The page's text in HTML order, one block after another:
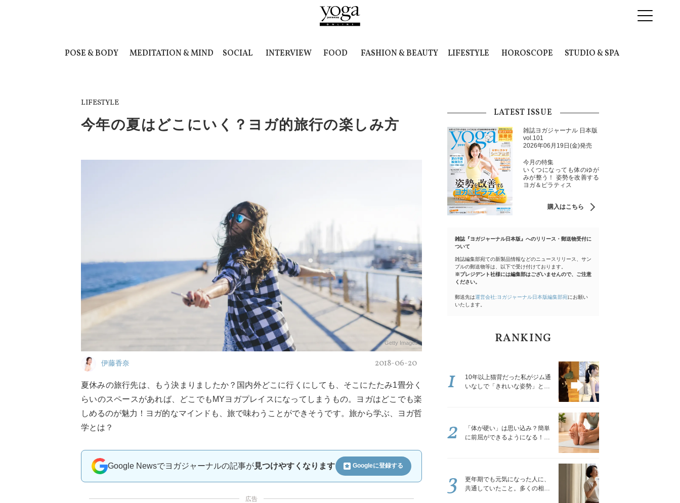
POSE & BODY MEDITATION & MIND SOCIAL INTERVIEW FOOD FASHION & BEAUTY LIFESTYLE HOROSCOPE STUDIO & SPA
LIFESTYLE
今年の夏はどこにいく？ヨガ的旅行の楽しみ方
Getty Images
伊藤香奈 2018-06-20
夏休みの旅行先は、もう決まりましたか？国内外どこに行くにしても、そこにたたみ1畳分く
らいのスペースがあれば、どこでもMYヨガプレイスになってしまうもの。ヨガはどこでも楽
しめるのが魅力！ヨガ的なマインドも、旅で味わうことができそうです。旅から学ぶ、ヨガ哲
学とは？
Google Newsでヨガジャーナルの記事が見つけやすくなります Googleに登録する
広告
LATEST ISSUE
雑誌ヨガジャーナル 日本版
vol.101
2026年06月19日(金)発売
今月の特集
いくつになっても体のゆが
みが整う！ 姿勢を改善する
ヨガ＆ピラティス
購入はこちら
雑誌『ヨガジャーナル日本版』へのリリース・郵送物受付に
ついて
雑誌編集部宛ての新製品情報などのニュースリリース、サン
プルの郵送物等は、以下で受け付けております。
※プレジデント社様には編集部はございませんので、ご注意
ください。
郵送先は運営会社:ヨガジャーナル日本版編集部宛にお願い
いたします。
RANKING
10年以上猫背だった私がジム通
いなしで「きれいな姿勢」と褒
1
「体が硬い」は思い込み？簡単
に前屈ができるようになる！腿
2
更年期でも元気になった人に、
共通していたこと。多くの相談
3